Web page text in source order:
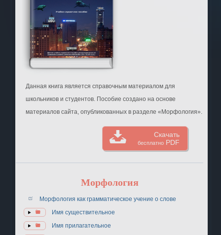
Данная книга является справочным материалом для
школьников и студентов. Пособие создано на основе
материалов сайта, опубликованных в разделе «Морфология».
Скачать
бесплатно PDF
Морфология
Морфология как грамматическое учение о слове
Имя существительное
Имя прилагательное